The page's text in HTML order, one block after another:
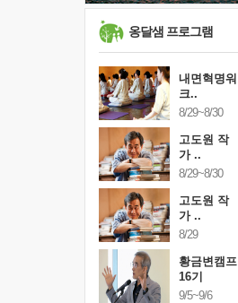
못된 꼰대들
희망이란
옹달샘 프로그램
내면혁명워
크..
8/29~8/30
고도원 작
가 ..
8/29~8/30
고도원 작
가 ..
8/29
황금변캠프
16기
9/5~9/6